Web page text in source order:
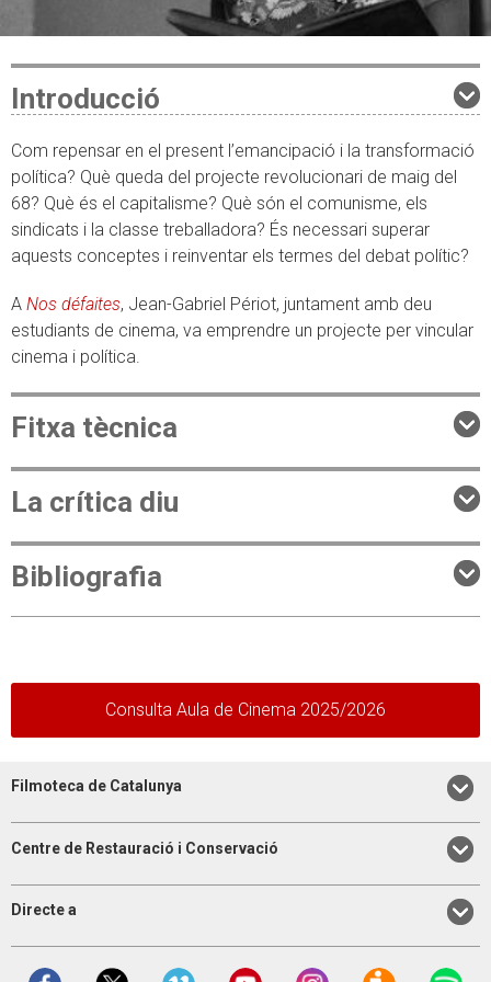
Introducció
Com repensar en el present l’emancipació i la transformació
política? Què queda del projecte revolucionari de maig del
68? Què és el capitalisme? Què són el comunisme, els
sindicats i la classe treballadora? És necessari superar
aquests conceptes i reinventar els termes del debat polític?
A Nos défaites, Jean-Gabriel Périot, juntament amb deu
estudiants de cinema, va emprendre un projecte per vincular
cinema i política.
Fitxa tècnica
La crítica diu
Bibliografia
Consulta Aula de Cinema 2025/2026
Filmoteca de Catalunya
Centre de Restauració i Conservació
Directe a